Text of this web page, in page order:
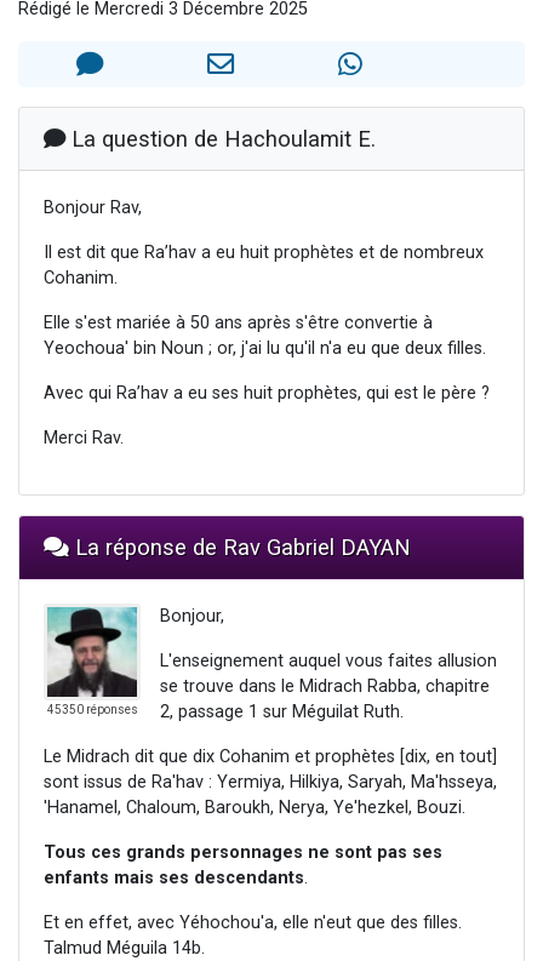
3 personnes viennent de faire un don pour Diane, 80 ans, dans un appartement insalubre
5 personnes viennent de faire un don pour Reloger Rivka, 6 enfants, victime de violences...
Rédigé le Mercredi 3 Décembre 2025
La question de Hachoulamit E.
Bonjour Rav,
Il est dit que Ra’hav a eu huit prophètes et de nombreux
Cohanim.
Elle s'est mariée à 50 ans après s'être convertie à
Yeochoua' bin Noun ; or, j'ai lu qu'il n'a eu que deux filles.
Avec qui Ra’hav a eu ses huit prophètes, qui est le père ?
Merci Rav.
La réponse de Rav Gabriel DAYAN
45350 réponses
Bonjour,
L'enseignement auquel vous faites allusion
se trouve dans le Midrach Rabba, chapitre
2, passage 1 sur Méguilat Ruth.
Le Midrach dit que dix Cohanim et prophètes [dix, en tout]
sont issus de Ra'hav : Yermiya, Hilkiya, Saryah, Ma'hsseya,
'Hanamel, Chaloum, Baroukh, Nerya, Ye'hezkel, Bouzi.
Tous ces grands personnages ne sont pas ses
enfants mais ses descendants.
Et en effet, avec Yéhochou'a, elle n'eut que des filles.
Talmud Méguila 14b.